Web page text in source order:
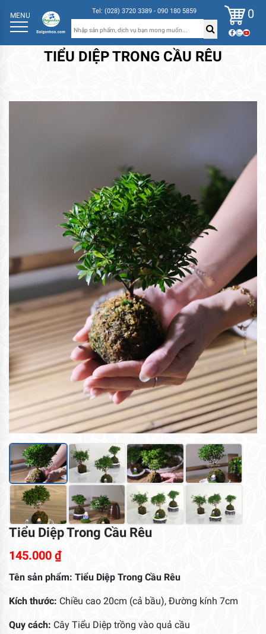
MENU Tel: (028) 3720 3389 - 090 180 5859 0
TIỂU DIỆP TRONG CẦU RÊU
Tiểu Diệp Trong Cầu Rêu
145.000 ₫
Tên sản phẩm: Tiểu Diệp Trong Cầu Rêu
Kích thước: Chiều cao 20cm (cả bầu), Đường kính 7cm
Quy cách: Cây Tiểu Diệp trồng vào quả cầu